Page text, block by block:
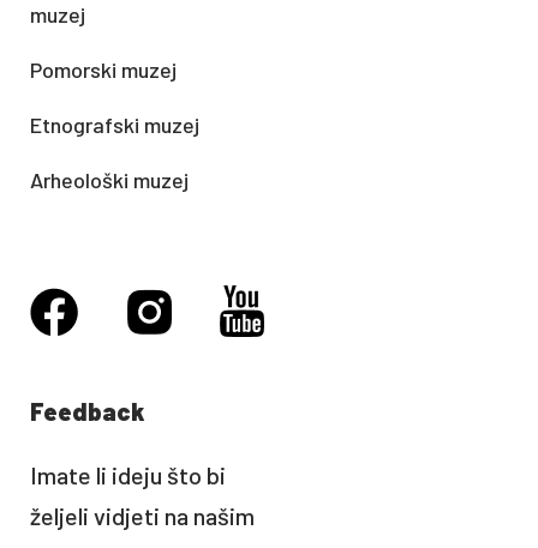
muzej
Pomorski muzej
Etnografski muzej
Arheološki muzej
Feedback
Imate li ideju što bi
željeli vidjeti na našim